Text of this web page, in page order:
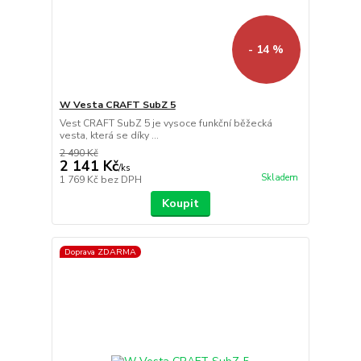
- 14 %
W Vesta CRAFT SubZ 5
Vest CRAFT SubZ 5 je vysoce funkční běžecká
vesta, která se díky ...
2 490 Kč
2 141 Kč/ks
1 769 Kč bez DPH Skladem
Koupit
Doprava ZDARMA